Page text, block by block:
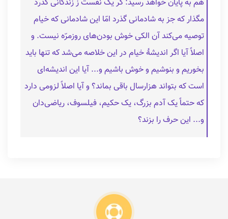
هم به پایان خواهد رسید: گر یک نفست ز زندگانی گذرد
مگذار که جز به شادمانی گذرد امّا این شادمانی که خیام
توصیه می‌کند آن الکی خوش بودن‌های روزمرّه نیست. و
اصلاً آیا اگر اندیشۀ خیام در این خلاصه می‌شد که تنها باید
بخوریم و بنوشیم و خوش باشیم و... آیا این اندیشه‌ای
است که بتواند هزارسال باقی بماند؟ و آیا اصلاً لزومی دارد
که حتماً یک آدم بزرگ، یک حکیم، فیلسوف، ریاضی‌دان
و... این حرف را بزند؟